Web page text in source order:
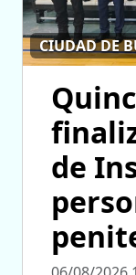
CIUDAD DE
de